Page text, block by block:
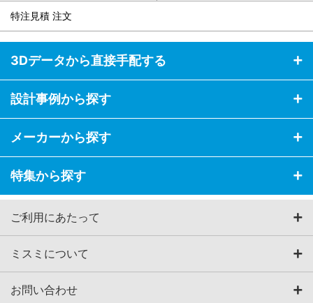
特注見積 注文
3Dデータから直接手配する
設計事例から探す
メーカーから探す
特集から探す
ご利用にあたって
ミスミについて
お問い合わせ